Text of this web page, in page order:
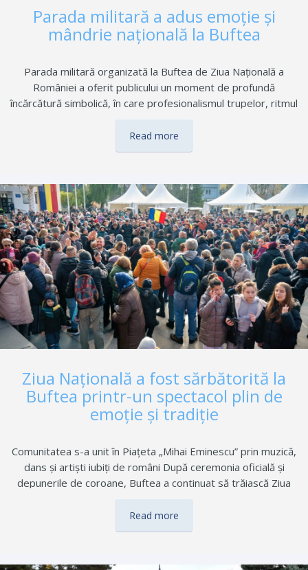
Parada militară a adus emoţie şi
mândrie naţională la Buftea
Parada militară organizată la Buftea de Ziua Națională a
României a oferit publicului un moment de profundă
încărcătură simbolică, în care profesionalismul trupelor, ritmul
transformat ceremonia într-o adevărată celebrare a identității
naționale. Defilarea Gărzii de Onoare, pe acordurile Fanfarei
salutând publicul cu Onorul mult așteptat. Dispozitivul de
defilare a fost deschis de colonelul Dumitriu ­Dumitru, prim-
adjunct al inspectorului-șef al Inspectoratului de Jandarmi
Județean Ilfov, un ofițer cu o vastă experiență în organizarea,
executarea și coordonarea misiunilor încredințate, atât în
structurile Jandarmeriei Române, cât și în…
Read more
Ziua Naţională a fost sărbătorită la
Buftea printr-un spectacol plin de
emoţie şi tradiţie
Comunitatea s-a unit în Piațeta „Mihai Eminescu” prin muzică,
dans și artiști iubiți de români După ceremonia oficială și
depunerile de coroane, Buftea a continuat să trăiască Ziua
„Mihai Eminescu” din fața primăriei într-un spațiu al bucuriei, al
identității și al tradițiilor românești, unde muzica, dansul și
solemn de la Monumentul Eroilor, buftenii s-au îndreptat spre
Read more